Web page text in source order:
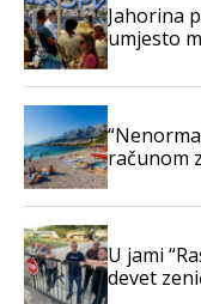
Jahorina
umjesto
računom
U jami
devet